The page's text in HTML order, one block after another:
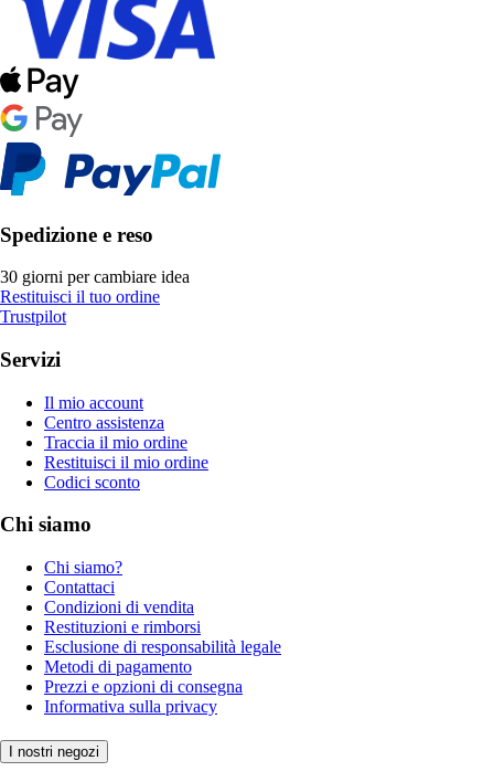
Spedizione e reso
30 giorni per cambiare idea
Restituisci il tuo ordine
Trustpilot
Servizi
Il mio account
Centro assistenza
Traccia il mio ordine
Restituisci il mio ordine
Codici sconto
Chi siamo
Chi siamo?
Contattaci
Condizioni di vendita
Restituzioni e rimborsi
Esclusione di responsabilità legale
Metodi di pagamento
Prezzi e opzioni di consegna
Informativa sulla privacy
I nostri negozi